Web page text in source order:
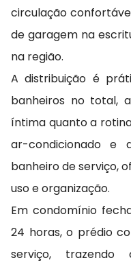
circulação
de garagem na
na região.
A distribuição é
banheiros no total,
íntima quanto a
ar-condicionado e
banheiro de serviço,
uso e organização.
Em condomínio
24 horas, o prédio
serviço,